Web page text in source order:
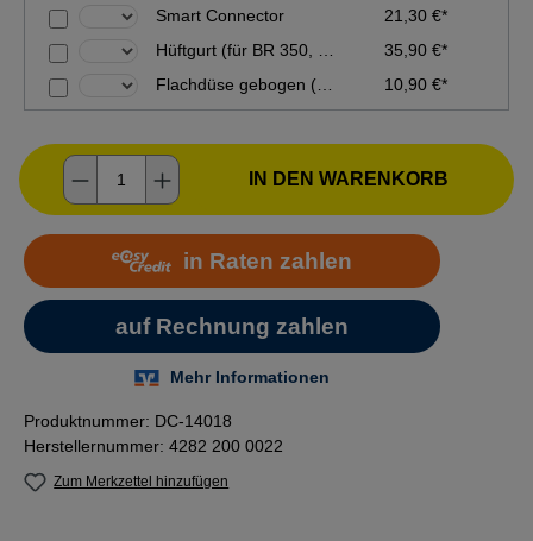
Smart Connector
21,30 €*
35,90 €*
10,90 €*
Produkt Anzahl: Gib den gewünschten
IN DEN WARENKORB
Produktnummer: DC-14018
Herstellernummer: 4282 200 0022
Zum Merkzettel hinzufügen